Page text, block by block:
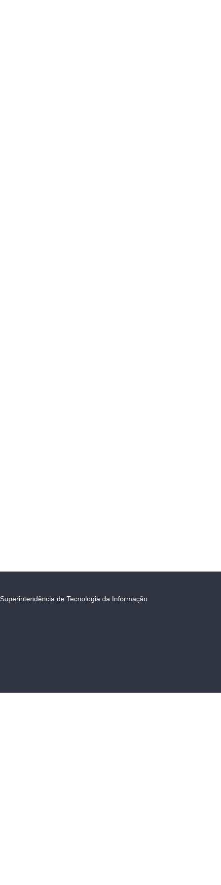
Superintendência de Tecnologia da Informação